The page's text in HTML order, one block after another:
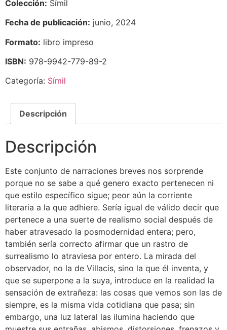
Colección: Símil
Fecha de publicación: junio, 2024
Formato: libro impreso
ISBN: 978-9942-779-89-2
Categoría: Símil
Descripción
Descripción
Este conjunto de narraciones breves nos sorprende
porque no se sabe a qué genero exacto pertenecen ni
que estilo específico sigue; peor aún la corriente
literaria a la que adhiere. Sería igual de válido decir que
pertenece a una suerte de realismo social después de
haber atravesado la posmodernidad entera; pero,
también sería correcto afirmar que un rastro de
surrealismo lo atraviesa por entero. La mirada del
observador, no la de Villacis, sino la que él inventa, y
que se superpone a la suya, introduce en la realidad la
sensación de extrañeza: las cosas que vemos son las de
siempre, es la misma vida cotidiana que pasa; sin
embargo, una luz lateral las ilumina haciendo que